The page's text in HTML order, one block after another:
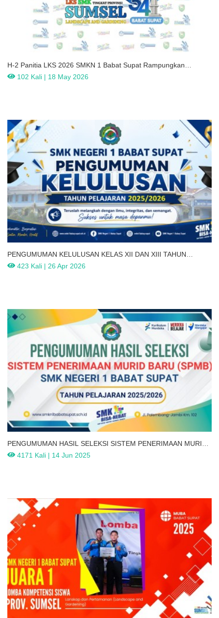
H-2 Panitia LKS 2026 SMKN 1 Babat Supat Rampungkan
Sterilisasi Area Landscape And Gardening
102 Kali | 18 May 2026
PENGUMUMAN KELULUSAN KELAS XII DAN XIII TAHUN
PELAJARAN 2025/2026
423 Kali | 26 Apr 2026
PENGUMUMAN HASIL SELEKSI SISTEM PENERIMAAN MURID
BARU (SPMB) SMKN 1 BABAT SUPAT TAHUN PELAJARAN
4171 Kali | 14 Jun 2025